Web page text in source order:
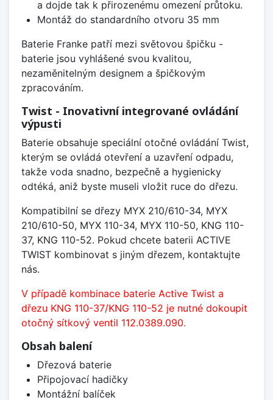
a dojde tak k přirozenému omezení průtoku.
Montáž do standardního otvoru 35 mm
Baterie Franke patří mezi světovou špičku -
baterie jsou vyhlášené svou kvalitou,
nezaměnitelným designem a špičkovým
zpracováním.
Twist - Inovativní integrované ovládání
výpusti
Baterie obsahuje speciální otočné ovládání Twist,
kterým se ovládá otevření a uzavření odpadu,
takže voda snadno, bezpečně a hygienicky
odtéká, aniž byste museli vložit ruce do dřezu.
Kompatibilní se dřezy MYX 210/610-34, MYX
210/610-50, MYX 110-34, MYX 110-50, KNG 110-
37, KNG 110-52. Pokud chcete baterii ACTIVE
TWIST kombinovat s jiným dřezem, kontaktujte
nás.
V případě kombinace baterie Active Twist a
dřezu KNG 110-37/KNG 110-52 je nutné dokoupit
otočný sítkový ventil 112.0389.090.
Obsah balení
Dřezová baterie
Připojovací hadičky
Montážní balíček